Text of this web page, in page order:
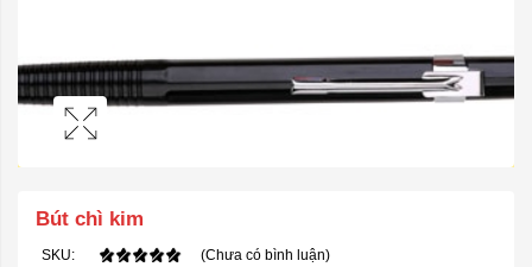
Bút chì kim
SKU: (Chưa có bình luận)